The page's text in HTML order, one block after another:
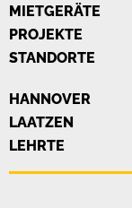
MIETGERÄTE
PROJEKTE
STANDORTE
HANNOVER
LAATZEN
LEHRTE